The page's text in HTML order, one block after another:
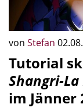
von Stefan
Tutorial
Shangri-
im Jänner